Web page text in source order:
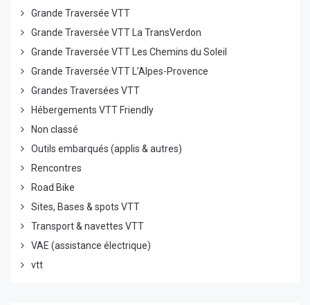
Grande Traversée VTT
Grande Traversée VTT La TransVerdon
Grande Traversée VTT Les Chemins du Soleil
Grande Traversée VTT L’Alpes-Provence
Grandes Traversées VTT
Hébergements VTT Friendly
Non classé
Outils embarqués (applis & autres)
Rencontres
Road Bike
Sites, Bases & spots VTT
Transport & navettes VTT
VAE (assistance électrique)
vtt